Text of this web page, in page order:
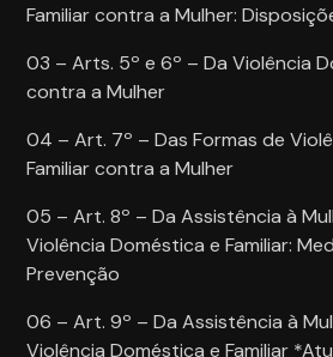
Familiar contra a Mulher:
03 – Arts. 5º e 6º – Da Violência
contra a Mulher
04 – Art. 7º – Das Formas de
Familiar contra a Mulher
05 – Art. 8º – Da Assistência à
Violência Doméstica e Familiar:
Prevenção
06 – Art. 9º – Da Assistência à
Violência Doméstica e Familiar